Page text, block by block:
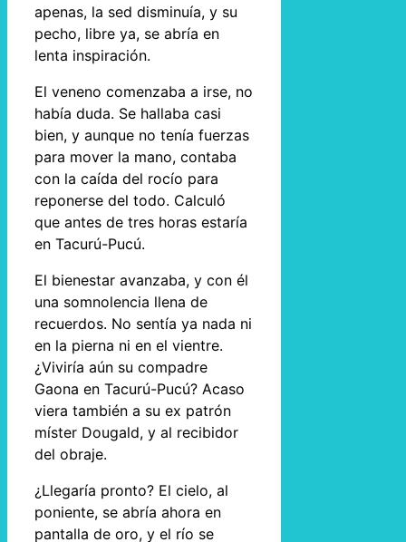
apenas, la sed disminuía, y su
pecho, libre ya, se abría en
lenta inspiración.
El veneno comenzaba a irse, no
había duda. Se hallaba casi
bien, y aunque no tenía fuerzas
para mover la mano, contaba
con la caída del rocío para
reponerse del todo. Calculó
que antes de tres horas estaría
en Tacurú-Pucú.
El bienestar avanzaba, y con él
una somnolencia llena de
recuerdos. No sentía ya nada ni
en la pierna ni en el vientre.
¿Viviría aún su compadre
Gaona en Tacurú-Pucú? Acaso
viera también a su ex patrón
míster Dougald, y al recibidor
del obraje.
¿Llegaría pronto? El cielo, al
poniente, se abría ahora en
pantalla de oro, y el río se